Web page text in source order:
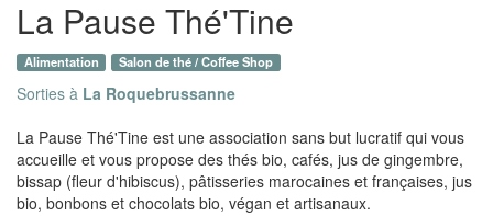
La Pause Thé'Tine
Alimentation Salon de thé / Coffee Shop
Sorties à La Roquebrussanne
La Pause Thé'Tine est une association sans but lucratif qui vous
accueille et vous propose des thés bio, cafés, jus de gingembre,
bissap (fleur d'hibiscus), pâtisseries marocaines et françaises, jus
bio, bonbons et chocolats bio, végan et artisanaux.